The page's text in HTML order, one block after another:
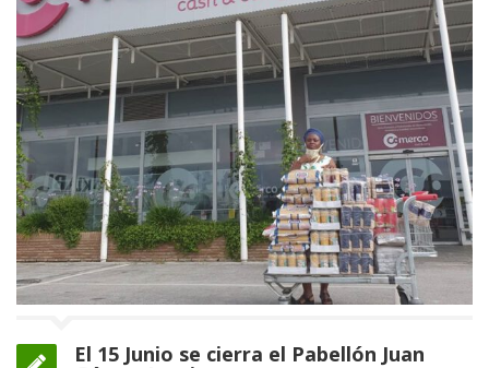
El 15 Junio se cierra el Pabellón Juan